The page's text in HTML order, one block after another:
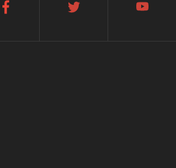
facebook twitter youtube